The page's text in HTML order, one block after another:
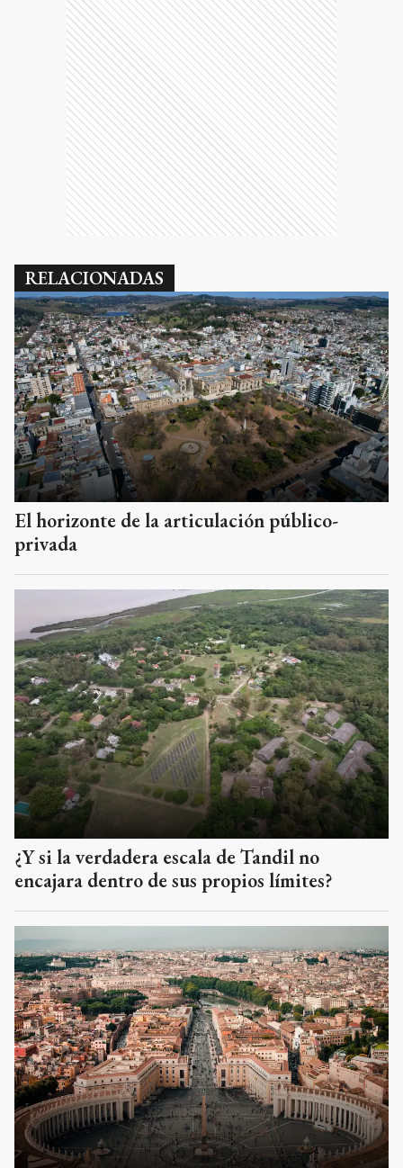
RELACIONADAS
El horizonte de la articulación público-
privada
¿Y si la verdadera escala de Tandil no
encajara dentro de sus propios límites?